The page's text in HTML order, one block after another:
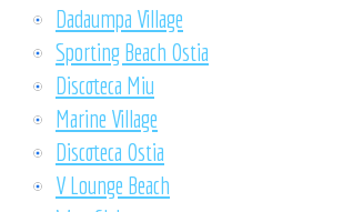
Dadaumpa Village
Sporting Beach Ostia
Discoteca Miu
Marine Village
Discoteca Ostia
V Lounge Beach